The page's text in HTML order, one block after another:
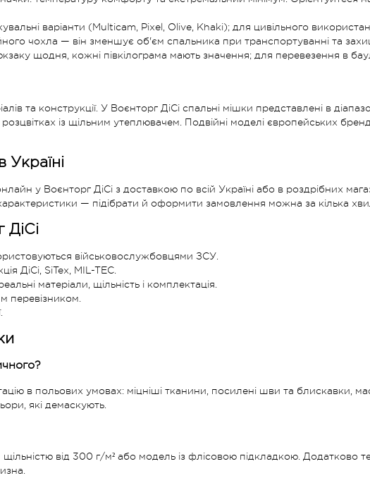
варіанти (Multicam, Pixel, Olive, Khaki); для цивільного
чохла — він зменшує об'єм спальника при транспортуванні та
щодня, кожні півкілограма мають значення; для перевезення в
та конструкції. У Воєнторг ДіСі спальні мішки представлені в
із щільним утеплювачем. Подвійні моделі європейських
Україні
у Воєнторг ДіСі з доставкою по всій Україні або в роздрібних
характеристики — підібрати й оформити замовлення можна за кілька
ДіСі
військовослужбовцями ЗСУ.
ДіСі, SiTex, MIL-TEC.
матеріали, щільність і комплектація.
перевізником.
в польових умовах: міцніші тканини, посилені шви та блискавки,
які демаскують.
від 300 г/м² або модель із флісовою підкладкою. Додатково